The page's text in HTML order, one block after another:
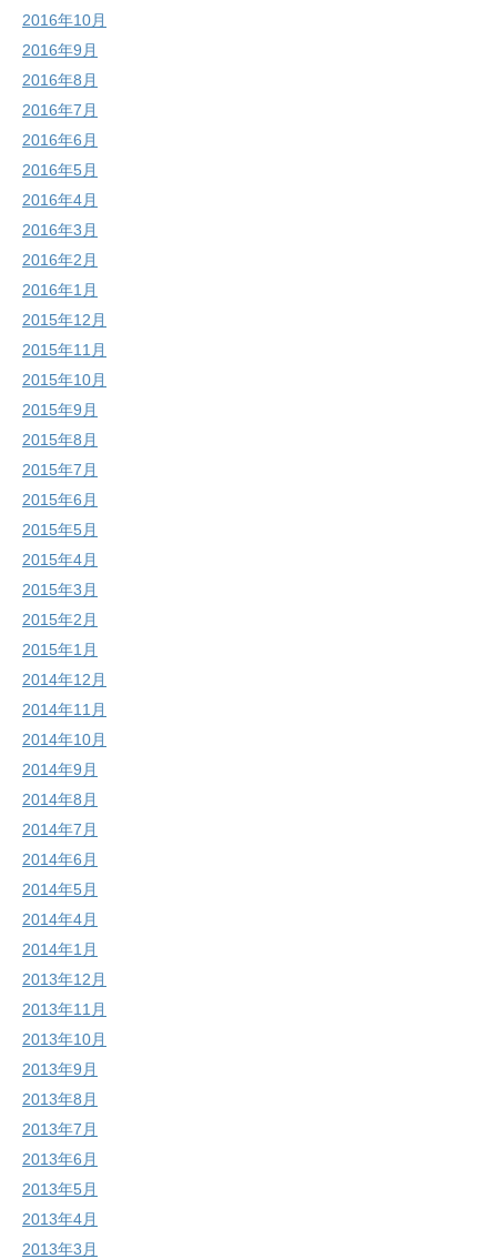
2016年10月
2016年9月
2016年8月
2016年7月
2016年6月
2016年5月
2016年4月
2016年3月
2016年2月
2016年1月
2015年12月
2015年11月
2015年10月
2015年9月
2015年8月
2015年7月
2015年6月
2015年5月
2015年4月
2015年3月
2015年2月
2015年1月
2014年12月
2014年11月
2014年10月
2014年9月
2014年8月
2014年7月
2014年6月
2014年5月
2014年4月
2014年1月
2013年12月
2013年11月
2013年10月
2013年9月
2013年8月
2013年7月
2013年6月
2013年5月
2013年4月
2013年3月